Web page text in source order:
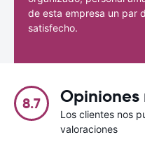
de esta empresa un par
satisfecho.
8.7 Opiniones
Los clientes nos
valoraciones